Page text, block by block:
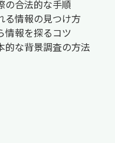
の合法的な手順
る情報の見つけ方
情報を探るコツ
的な背景調査の方法